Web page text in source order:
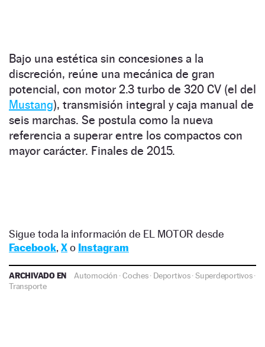
Bajo una estética sin concesiones a la
discreción, reúne una mecánica de gran
potencial, con motor 2.3 turbo de 320 CV (el del
Mustang), transmisión integral y caja manual de
seis marchas. Se postula como la nueva
referencia a superar entre los compactos con
mayor carácter. Finales de 2015.
Sigue toda la información de EL MOTOR desde
Facebook, Xo Instagram
ARCHIVADO EN Automoción ·Coches· Deportivos·Superdeportivos·
Transporte